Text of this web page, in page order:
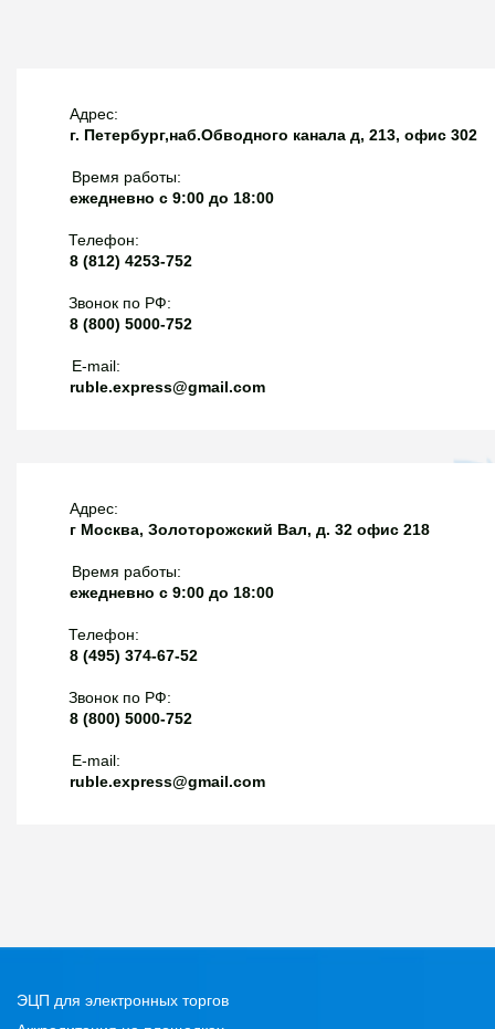
прослеживаемости (проверка на сайте МПТ);8) если
"второй лишний" по полному циклу для СЗЛС-I, то
поставить при исполнении контракта можно только
препарат из серии, подтвержденной на сайте МПТ.
Поставщик при приемке должен предоставить заказчику
МПТ информации о серии лекарственного препарата;9)
указали актуальные реквизиты распоряжений об
утверждении ЖНВЛП и СЗЛС.Забавно, что обычные ЖВ
препараты без подтвержденной серии, но со 100
Адрес:
г. Петербург,наб.Обводного канала д, 213, офис 302
Время работы:
ежедневно с 9:00 до 18:00
Телефон:
8 (812) 4253-752
Звонок по РФ:
8 (800) 5000-752
E-mail:
ruble.express@gmail.com
Адрес:
г Москва, Золоторожский Вал, д. 32 офис 218
Время работы:
ежедневно с 9:00 до 18:00
Телефон:
8 (495) 374-67-52
Звонок по РФ:
8 (800) 5000-752
E-mail:
ruble.express@gmail.com
ЭЦП для электронных торгов